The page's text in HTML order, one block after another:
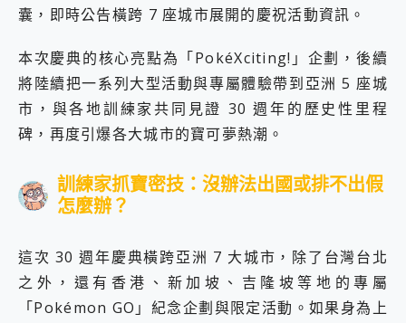
囊，即時公告橫跨 7 座城市展開的慶祝活動資訊。
本次慶典的核心亮點為「PokéXciting!」企劃，後續
將陸續把一系列大型活動與專屬體驗帶到亞洲 5 座城
市，與各地訓練家共同見證 30 週年的歷史性里程
碑，再度引爆各大城市的寶可夢熱潮。
訓練家抓寶密技：沒辦法出國或排不出假
怎麼辦？
這次 30 週年慶典橫跨亞洲 7 大城市，除了台灣台北
之外，還有香港、新加坡、吉隆坡等地的專屬
「Pokémon GO」紀念企劃與限定活動。如果身為上